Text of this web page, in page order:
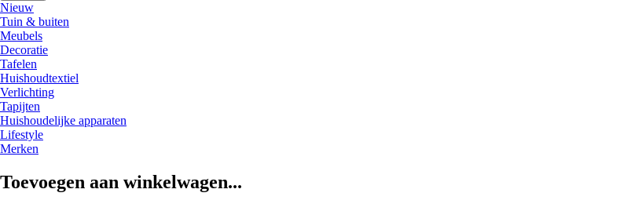
Nieuw
Tuin & buiten
Meubels
Decoratie
Tafelen
Huishoudtextiel
Verlichting
Tapijten
Huishoudelijke apparaten
Lifestyle
Merken
Toevoegen aan winkelwagen...